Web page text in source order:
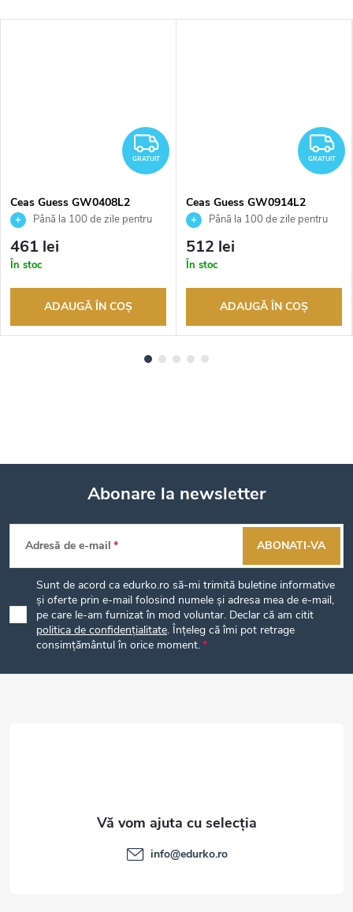
GRATUIT
GRATUIT
Ceas Guess GW0408L2
Până la 100 de zile pentru
returnarea bunurilor. Vânzător
autorizat
461 lei
În stoc
ADAUGĂ ÎN COŞ
GRATUIT
Ceas Guess GW0914L2
Până la 100 de zile pentru
returnarea bunurilor. Vânzător
autorizat
512 lei
În stoc
ADAUGĂ ÎN COŞ
S
u
b
o
Abonare la newsletter
Adresă de e-mail
Sunt de acord ca edurko.ro să-mi trimită buletine informative
și oferte prin e-mail folosind numele și adresa mea de e-mail,
pe care le-am furnizat în mod voluntar. Declar că am citit
politica de confidențialitate. Înțeleg că îmi pot retrage
consimțământul în orice moment.
ABONATI-VA
info@edurko.ro